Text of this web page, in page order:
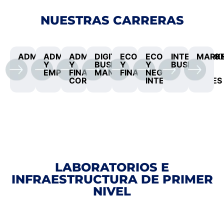
NUESTRAS CARRERAS
ADMINISTRACIÓN
ADMINISTRACIÓN
Y
EMPRENDIMIENTO
ADMINISTRACIÓN
Y
FINANZAS
CORPORATIVAS
DIGITAL
BUSINESS
MANAGEMENT
ECONOMÍA
Y
FINANZAS
ECONOMÍA
Y
NEGOCIOS
INTERNACIONALES
BUSINESS
LABORATORIOS E
INFRAESTRUCTURA DE PRIMER
NIVEL